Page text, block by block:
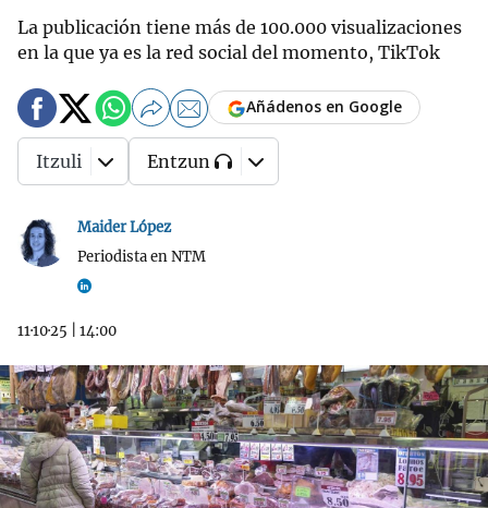
La publicación tiene más de 100.000 visualizaciones
en la que ya es la red social del momento, TikTok
Maider López
Periodista en NTM
11·10·25 14:00
Añádenos en Google
Itzuli Entzun